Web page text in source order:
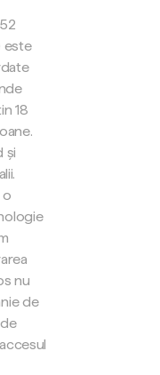
este
18
și
o
nu
de